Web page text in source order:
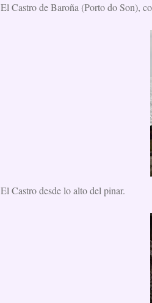
El Castro de Baroña (Porto do Son),
El Castro desde lo alto del pinar.